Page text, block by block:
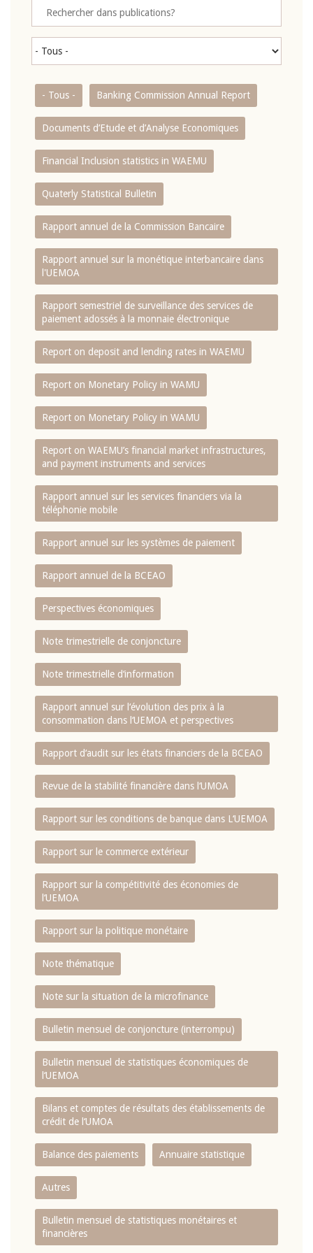
- Tous - Banking Commission Annual Report
Documents d’Etude et d’Analyse Economiques
Financial Inclusion statistics in WAEMU
Quaterly Statistical Bulletin
Rapport annuel de la Commission Bancaire
Rapport annuel sur la monétique interbancaire dans
l'UEMOA
Rapport semestriel de surveillance des services de
paiement adossés à la monnaie électronique
Report on deposit and lending rates in WAEMU
Report on Monetary Policy in WAMU
Report on Monetary Policy in WAMU
Report on WAEMU’s financial market infrastructures,
and payment instruments and services
Rapport annuel sur les services financiers via la
téléphonie mobile
Rapport annuel sur les systèmes de paiement
Rapport annuel de la BCEAO
Perspectives économiques
Note trimestrielle de conjoncture
Note trimestrielle d‘information
Rapport annuel sur l‘évolution des prix à la
consommation dans l‘UEMOA et perspectives
Rapport d‘audit sur les états financiers de la BCEAO
Revue de la stabilité financière dans l‘UMOA
Rapport sur les conditions de banque dans L‘UEMOA
Rapport sur le commerce extérieur
Rapport sur la compétitivité des économies de
l‘UEMOA
Rapport sur la politique monétaire
Note thématique
Note sur la situation de la microfinance
Bulletin mensuel de conjoncture (interrompu)
Bulletin mensuel de statistiques économiques de
l‘UEMOA
Bilans et comptes de résultats des établissements de
crédit de l‘UMOA
Balance des paiements Annuaire statistique
Autres
Bulletin mensuel de statistiques monétaires et
financières